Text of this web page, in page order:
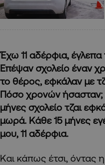
Έχω 11 αδέρφια, έγλεπα
Επέψαν σχολείο έναν
το θέρος, εφκάλαν με
Πόσο χρονών ήσασταν;
μήνες σχολείο τζαι
μωρά. Κάθε 15 μήνες
μου, 11 αδέρφια.
Και κάπως έτσι, όντας